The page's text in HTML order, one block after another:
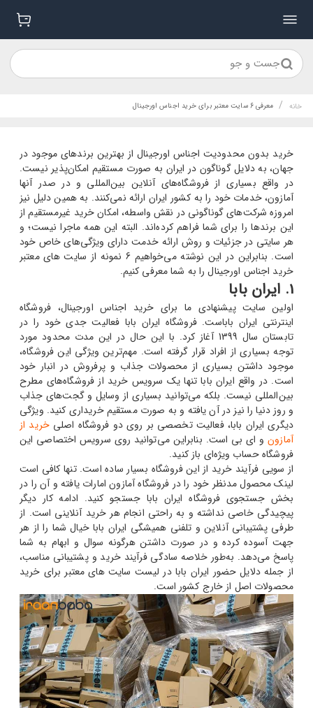
جست و جو
خانه / معرفی 6 سایت معتبر برای خرید اجناس اورجینال
خرید بدون محدودیت اجناس اورجینال از بهترین برندهای موجود در
جهان، به دلایل گوناگون در ایران به صورت مستقیم امکان‌پذیر نیست.
در واقع بسیاری از فروشگاه‌های آنلاین بین‌المللی و در صدر آنها
آمازون، خدمات خود را به کشور ایران ارائه نمی‌کنند. به همین دلیل نیز
امروزه شرکت‌های گوناگونی در نقش واسطه، امکان خرید غیرمستقیم از
این برندها را برای شما فراهم کرده‌اند. البته این همه ماجرا نیست؛ و
هر سایتی در جزئیات و روش ارائه خدمت دارای ویژگی‌های خاص خود
است. بنابراین در این نوشته می‌خواهیم 6 نمونه از سایت های معتبر
خرید اجناس اورجینال را به شما معرفی کنیم.
1. ایران بابا
اولین سایت پیشنهادی ما برای خرید اجناس اورجینال، فروشگاه
اینترنتی ایران باباست. فروشگاه ایران بابا فعالیت جدی خود را در
تابستان سال 1399 آغاز کرد. با این حال در این مدت محدود مورد
توجه بسیاری از افراد قرار گرفته است. مهم‌ترین ویژگی این فروشگاه،
موجود داشتن بسیاری از محصولات جذاب و پرفروش در انبار خود
است. در واقع ایران بابا تنها یک سرویس خرید از فروشگاه‌های مطرح
بین‌المللی نیست. بلکه می‌توانید بسیاری از وسایل و گجت‌های جذاب
و روز دنیا را نیز در آن یافته و به صورت مستقیم خریداری کنید. ویژگی
دیگری ایران بابا، فعالیت تخصصی بر روی دو فروشگاه اصلیخرید از
آمازونو ای بی است. بنابراین می‌توانید روی سرویس اختصاصی این
فروشگاه حساب ویژه‌ای باز کنید.
از سویی فرآیند خرید از این فروشگاه بسیار ساده است. تنها کافی است
لینک محصول مدنظر خود را در فروشگاه آمازون امارات یافته و آن را در
بخش جستجوی فروشگاه ایران بابا جستجو کنید. ادامه کار دیگر
پیچیدگی خاصی نداشته و به راحتی انجام هر خرید آنلاینی است. از
طرفی پشتیبانی آنلاین و تلفنی همیشگی ایران بابا خیال شما را از هر
جهت آسوده کرده و در صورت داشتن هرگونه سوال و ابهام به شما
پاسخ می‌دهد. به‌طور خلاصه سادگی فرآیند خرید و پشتیبانی مناسب،
از جمله دلایل حضور ایران بابا در لیست سایت های معتبر برای خرید
محصولات اصل از خارج کشور است.